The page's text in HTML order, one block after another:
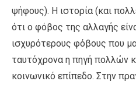
ψήφους). Η ιστορία (και
ότι ο φόβος της αλλαγής
ισχυρότερους φόβους που
ταυτόχρονα η πηγή πολλών
κοινωνικό επίπεδο. Στην